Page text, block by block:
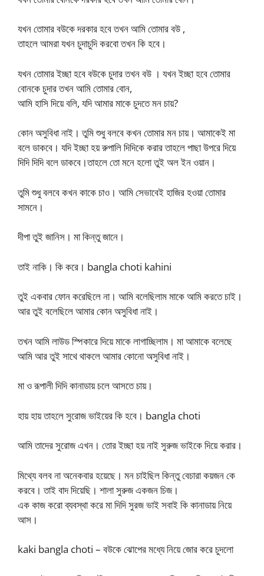
যখন তোমার বউকে দরকার হবে তখন আমি তোমার বউ ,
তাহলে আমরা যখন চুদাচুদি করবো তখন কি হবে।
যখন তোমার ইচ্ছা হবে বউকে চুদার তখন বউ । যখন ইচ্ছা হবে তোমার
বোনকে চুদার তখন আমি তোমার বোন,
আমি হাসি দিয়ে বলি, যদি আমার মাকে চুদতে মন চায়?
কোন অসুবিধা নাই। তুমি শুধু বলবে কখন তোমার মন চায়। আমাকেই মা
বলে ডাকবে। যদি ইচ্ছা হয় রুপালি দিদিকে করার তাহলে পাছা উপরে দিয়ে
দিদি দিদি বলে ডাকবে।তাহলে তো মনে হলো তুই অল ইন ওয়ান।
তুমি শুধু বলবে কখন কাকে চাও। আমি সেভাবেই হাজির হওয়া তোমার
সামনে।
দীপা তুই জানিস। মা কিন্তু জানে।
তাই নাকি। কি করে। bangla choti kahini
তুই একবার ফোন করেছিলে না। আমি বলেছিলাম মাকে আমি করতে চাই।
আর তুই বলেছিলে আমার কোন অসুবিধা নাই।
তখন আমি লাউড স্পিকারে দিয়ে মাকে লাগাচ্ছিলাম। মা আমাকে বলেছে
আমি আর তুই সাথে থাকলে আমার কোনো অসুবিধা নাই।
মা ও রূপালী দিদি কানাডায় চলে আসতে চায়।
হায় হায় তাহলে সুরোজ ভাইয়ের কি হবে। bangla choti
আমি তাদের সুরোজ এখন। তোর ইচ্ছা হয় নাই সুরুজ ভাইকে দিয়ে করার।
মিথ্যে বলব না অনেকবার হয়েছে। মন চাইছিল কিন্তু বেচারা কয়জন কে
করবে। তাই বাদ দিয়েছি। শালা সুরুজ একজন চিজ।
এক কাজ করো ব্যবস্থা করে মা দিদি সুরজ ভাই সবাই কি কানাডায় নিয়ে
আস।
kaki bangla choti – বউকে ঝোপের মধ্যে নিয়ে জোর করে চুদলো